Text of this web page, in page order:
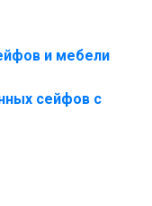
и мебели
сейфов с